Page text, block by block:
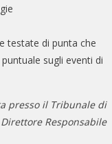
testate di punta che
sugli eventi di
presso il Tribunale di
Responsabile